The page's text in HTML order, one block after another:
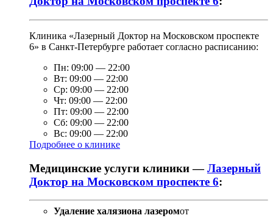
Клиника «Лазерный Доктор на Московском проспекте
6» в Санкт-Петербурге работает согласно расписанию:
Пн: 09:00 — 22:00
Вт: 09:00 — 22:00
Ср: 09:00 — 22:00
Чт: 09:00 — 22:00
Пт: 09:00 — 22:00
Сб: 09:00 — 22:00
Вс: 09:00 — 22:00
Подробнее о клинике
Медицинские услуги клиники —Лазерный
Доктор на Московском проспекте 6:
Удаление халязиона лазеромот